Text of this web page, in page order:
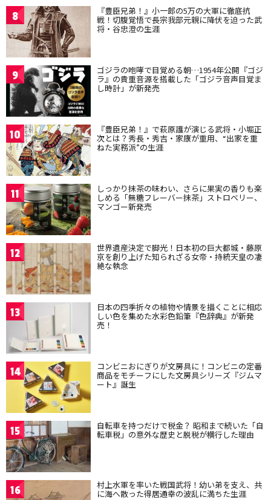
8 『豊臣兄弟！』小一郎の5万の大軍に徹底抗
戦！切腹覚悟で長宗我部元親に降伏を迫った武
将・谷忠澄の生涯
9 ゴジラの咆哮で目覚める朝…1954年公開『ゴジ
ラ』の貴重音源を搭載した「ゴジラ音声目覚ま
し時計」が新発売
10 『豊臣兄弟！』で萩原護が演じる武将・小堀正
次とは？秀長・秀吉・家康が重用、“出家を重
ねた実務派”の生涯
11 しっかり抹茶の味わい、さらに果実の香りも楽
しめる「無糖フレーバー抹茶」ストロベリー、
マンゴー新発売
12 世界遺産決定で脚光！日本初の巨大都城・藤原
京を創り上げた知られざる女帝・持統天皇の凄
絶な執念
13 日本の四季折々の植物や情景を描くことに相応
しい色を集めた水彩色鉛筆『色辞典』が新発
売！
14 コンビニおにぎりが文房具に！コンビニの定番
商品をモチーフにした文房具シリーズ『ジムマ
ート』誕生
15 自転車を持つだけで税金？ 昭和まで続いた「自
転車税」の意外な歴史と脱税が横行した理由
16 村上水軍を率いた戦国武将！幼い弟を支え、共
に海へ散った得居通幸の波乱に満ちた生涯